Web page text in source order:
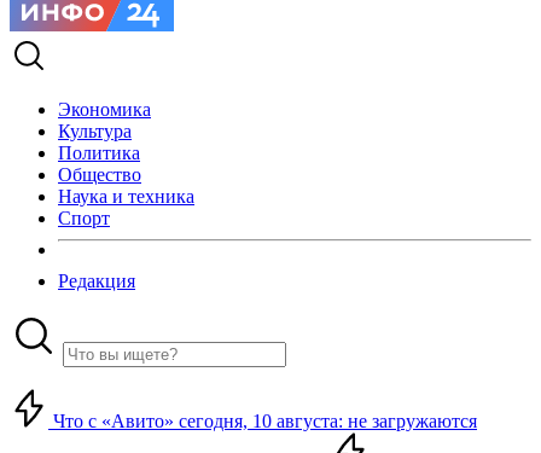
Экономика
Культура
Политика
Общество
Наука и техника
Спорт
Редакция
Что с «Авито» сегодня, 10 августа: не загружаются